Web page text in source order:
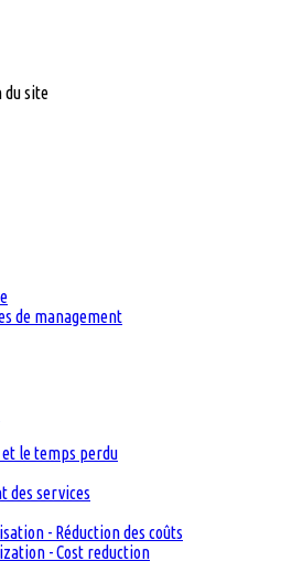
du site
de management
le temps perdu
des services
- Réduction des coûts
- Cost reduction